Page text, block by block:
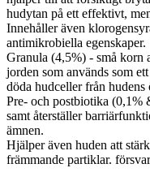
hudytan på ett effektivt,
Innehåller även
antimikrobiella egenskaper.
Granula (4,5%) - små korn
jorden som används som
döda hudceller från hudens
Pre- och postbiotika (0,1%
samt återställer
ämnen.
Hjälper även huden att
främmande partiklar.